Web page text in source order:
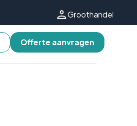
Groothandel
Offerte aanvragen